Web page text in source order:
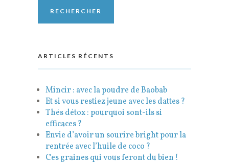
ARTICLES RÉCENTS
Mincir : avec la poudre de Baobab
Et si vous restiez jeune avec les dattes ?
Thés détox : pourquoi sont-ils si
efficaces ?
Envie d’avoir un sourire bright pour la
rentrée avec l’huile de coco ?
Ces graines qui vous feront du bien !